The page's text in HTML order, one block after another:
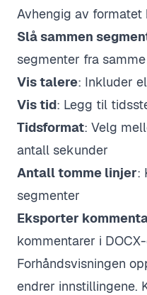
Avhengig av
Slå sammen
segmenter fra
Vis talere: Inkluder
Vis tid: Legg til
Tidsformat: Velg
antall sekunder
Antall tomme linjer:
segmenter
Eksporter
kommentarer i
Forhåndsvisningen
endrer innstillingene.